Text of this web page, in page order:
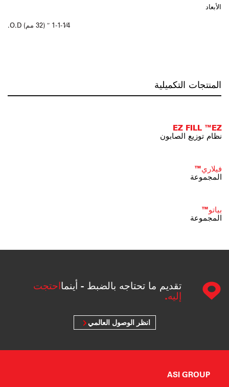
الأبعاد
1-1-1⁄4 ″ (32 مم) O.D.
المنتجات التكميلية
EZ FILL ™EZ
نظام توزيع الصابون
فيلاري™
المجموعة
بياتو™
المجموعة
تقديم ما تحتاجه بالضبط - أينمااحتجت
إليه.
انظر الوصول العالمي
ASI GROUP